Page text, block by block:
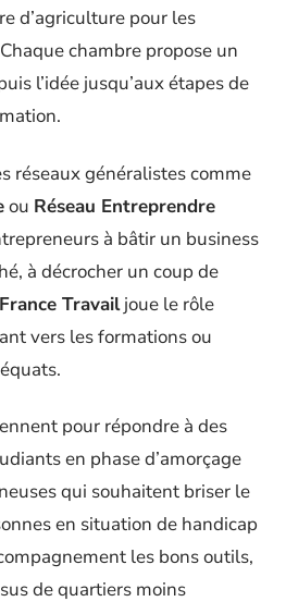
d’agriculture pour les
chambre propose un
l’idée jusqu’aux étapes de
réseaux généralistes comme
ou Réseau Entreprendre
à bâtir un business
à décrocher un coup de
France Travailjoue le rôle
vers les formations ou
pour répondre à des
en phase d’amorçage
qui souhaitent briser le
en situation de handicap
les bons outils,
de quartiers moins